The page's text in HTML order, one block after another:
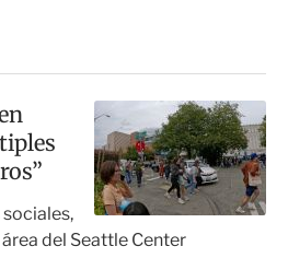
sociales,
del Seattle Center